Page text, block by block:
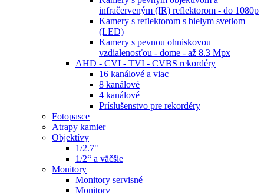
infračerveným (IR) reflektorom - do 1080p
Kamery s reflektorom s bielym svetlom
(LED)
Kamery s pevnou ohniskovou
vzdialenosťou - dome - až 8.3 Mpx
AHD - CVI - TVI - CVBS rekordéry
16 kanálové a viac
8 kanálové
4 kanálové
Príslušenstvo pre rekordéry
Fotopasce
Atrapy kamier
Objektívy
1/2.7"
1/2“ a väčšie
Monitory
Monitory servisné
Monitory